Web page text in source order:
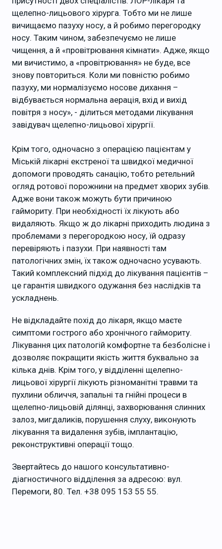
щелепно-лицьового хірурга. Тобто ми не лише
вичищаємо пазуху носу, а й робимо перегородку
носу. Таким чином, забезпечуємо не лише
чищення, а й «провітрювання кімнати». Адже, якщо
ми вичистимо, а «провітрювання» не буде, все
знову повториться. Коли ми повністю робимо
пазуху, ми нормалізуємо носове дихання –
відбувається нормальна аерація, вхід и вихід
повітря з носу», - ділиться методами лікування
завідувач щелепно-лицьової хірургії.
Крім того, одночасно з операцією пацієнтам у
Міській лікарні екстреної та швидкої медичної
допомоги проводять санацію, тобто ретельний
огляд ротової порожнини на предмет хворих зубів.
Адже вони також можуть бути причиною
гаймориту. При необхідності їх лікують або
видаляють. Якщо ж до лікарні приходить людина з
проблемами з перегородкою носу, їй одразу
перевіряють і пазухи. При наявності там
патологічних змін, їх також одночасно усувають.
Такий комплексний підхід до лікування пацієнтів –
це гарантія швидкого одужання без наслідків та
ускладнень.
Не відкладайте похід до лікаря, якщо маєте
симптоми гострого або хронічного гаймориту.
Лікування цих патологій комфортне та безболісне і
дозволяє покращити якість життя буквально за
кілька днів. Крім того, у відділенні щелепно-
лицьової хірургії лікують різноманітні травми та
пухлини обличчя, запальні та гнійні процеси в
щелепно-лицьовій ділянці, захворювання слинних
залоз, мигдаликів, порушення слуху, виконують
лікування та видалення зубів, імплантацію,
реконструктивні операції тощо.
Звертайтесь до нашого консультативно-
діагностичного відділення за адресою: вул.
Перемоги, 80. Тел. +38 095 153 55 55.